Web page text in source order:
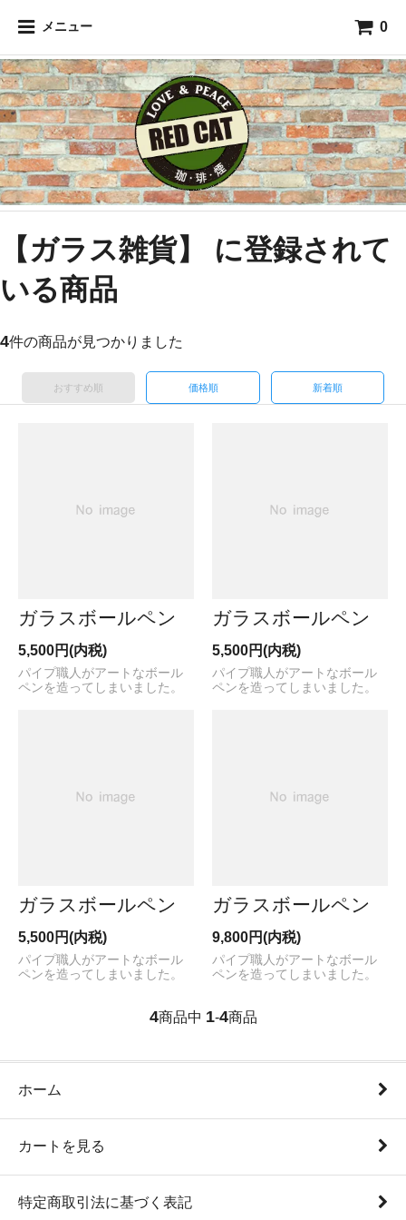
メニュー 0
【ガラス雑貨】 に登録されて
いる商品
4件の商品が見つかりました
おすすめ順 価格順 新着順
ガラスボールペン
5,500円(内税)
パイプ職人がアートなボール
ペンを造ってしまいました。
ガラスボールペン
5,500円(内税)
パイプ職人がアートなボール
ペンを造ってしまいました。
ガラスボールペン
5,500円(内税)
パイプ職人がアートなボール
ペンを造ってしまいました。
ガラスボールペン
9,800円(内税)
パイプ職人がアートなボール
ペンを造ってしまいました。
4商品中 1-4商品
ホーム
カートを見る
特定商取引法に基づく表記